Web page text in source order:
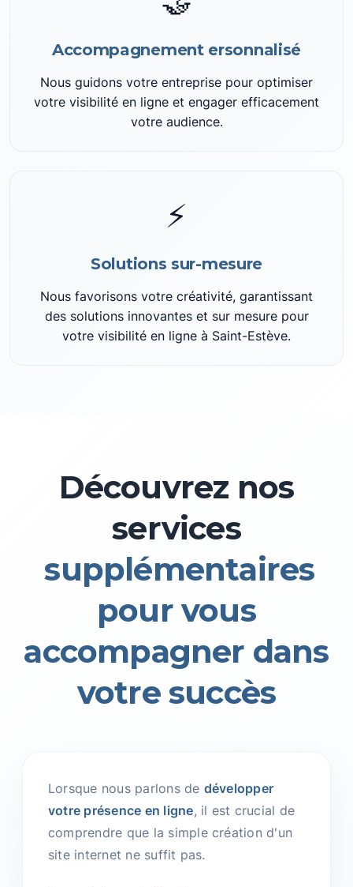
Accompagnement ersonnalisé
Nous guidons votre entreprise pour optimiser
votre visibilité en ligne et engager efficacement
votre audience.
⚡
Solutions sur-mesure
Nous favorisons votre créativité, garantissant
des solutions innovantes et sur mesure pour
votre visibilité en ligne à Saint-Estève.
Découvrez nos
services
supplémentaires
pour vous
accompagner dans
votre succès
Lorsque nous parlons de développer
votre présence en ligne, il est crucial de
comprendre que la simple création d'un
site internet ne suffit pas.